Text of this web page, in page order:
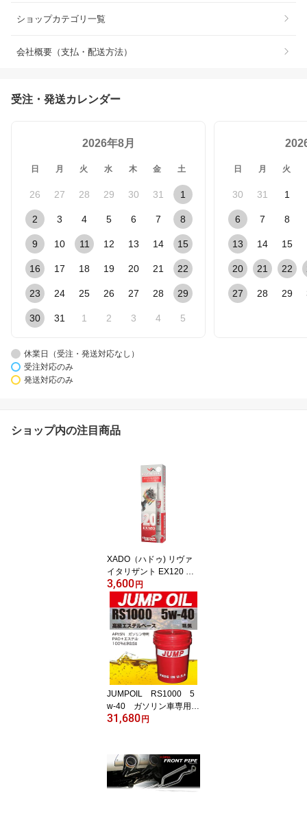
ショップカテゴリ一覧
会社概要（支払・配送方法）
受注・発送カレンダー
2026年8月
日 月 火 水 木 金 土
26 27 28 29 30 31 1
2 3 4 5 6 7 8
9 10 11 12 13 14 15
16 17 18 19 20 21 22
23 24 25 26 27 28 29
30 31 1 2 3 4 5
日 月 火
30 31 1
6 7 8
13 14 15
20 21 22
27 28 29
休業日（受注・発送対応なし）
受注対応のみ
発送対応のみ
ショップ内の注目商品
XADO（ハドゥ) リヴァ
イタリザント EX120 ガ
ソリン＆LPGエンジン用
【日本専用パッケージ】
最強 エンジンオイル添加
剤 XADO JAPAN 修復 保
護 添加剤 オイル添加剤
エンジン オイル 車エン
ジンオイル lpgエンジン
オイル 保護 保護膜 摩擦
車用品 カー用品 便利
3,600 円
JUMPOIL RS1000 5
w-40 ガソリン車専用
（ペール18.9L）
31,680 円